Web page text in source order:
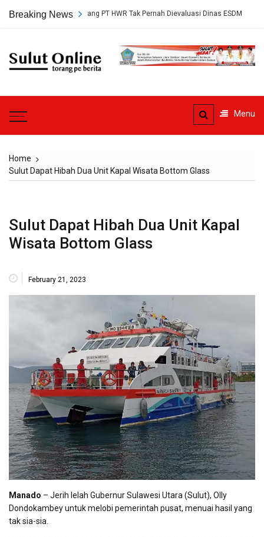
Breaking News
Tambang PT HWR Tak Pernah Dievaluasi Dinas ESDM
Sulut
Menu
Home
Sulut Dapat Hibah Dua Unit Kapal Wisata Bottom Glass
Sulut Dapat Hibah Dua Unit Kapal
Wisata Bottom Glass
February 21, 2023
Manado – Jerih lelah Gubernur Sulawesi Utara (Sulut), Olly
Dondokambey untuk melobi pemerintah pusat, menuai hasil yang
tak sia-sia.